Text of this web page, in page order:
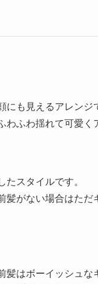
も見えるアレンジ
ふわ揺れて可愛く
スタイルです。
髪がない場合はた
はボーイッシュな